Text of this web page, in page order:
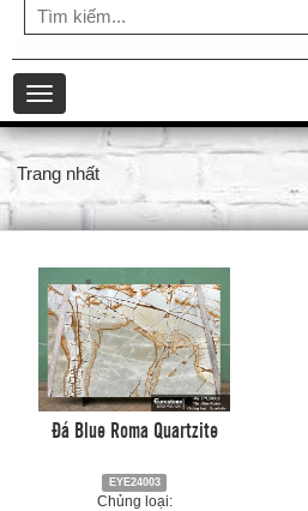
Toggle
navigation
Trang nhất
Đá Blue Roma Quartzite
EYE24003
Chủng loại: